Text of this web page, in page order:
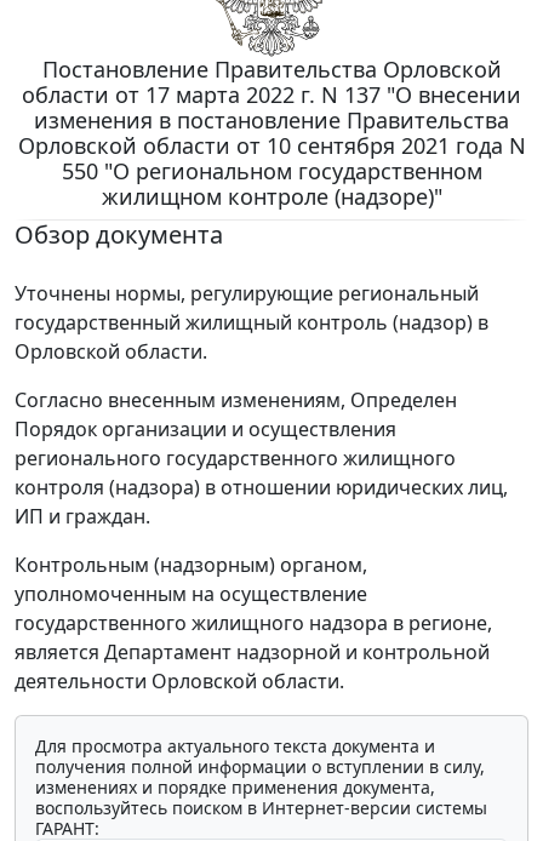
Постановление Правительства Орловской
области от 17 марта 2022 г. N 137 "О внесении
изменения в постановление Правительства
Орловской области от 10 сентября 2021 года N
550 "О региональном государственном
жилищном контроле (надзоре)"
Обзор документа
Уточнены нормы, регулирующие региональный
государственный жилищный контроль (надзор) в
Орловской области.
Согласно внесенным изменениям, Определен
Порядок организации и осуществления
регионального государственного жилищного
контроля (надзора) в отношении юридических лиц,
ИП и граждан.
Контрольным (надзорным) органом,
уполномоченным на осуществление
государственного жилищного надзора в регионе,
является Департамент надзорной и контрольной
деятельности Орловской области.
Для просмотра актуального текста документа и
получения полной информации о вступлении в силу,
изменениях и порядке применения документа,
воспользуйтесь поиском в Интернет-версии системы
ГАРАНТ: